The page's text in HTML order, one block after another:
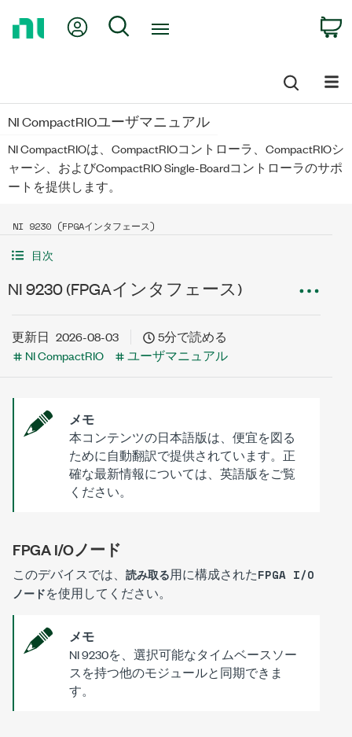
My Account
Search
NI CompactRIOユーザマニュアル
NI CompactRIOは、CompactRIOコントローラ、CompactRIOシ
ャーシ、およびCompactRIO Single-Boardコントローラのサポ
ートを提供します。
NI 9230 (FPGAインタフェース)
目次
NI 9230 (FPGAインタフェース)
更新日 2026-08-03
5分で読める
NI CompactRIO
ユーザマニュアル
メモ
本コンテンツの日本語版は、便宜を図る
ために自動翻訳で提供されています。正
確な最新情報については、英語版をご覧
ください。
FPGA I/Oノード
このデバイスでは、 読み取る用に構成されたFPGA I/O
ノードを使用してください。
メモ
NI 9230を、選択可能なタイムベースソー
スを持つ他のモジュールと同期できま
す。